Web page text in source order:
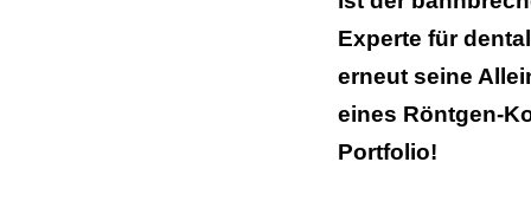
Experte für
erneut seine
eines Röntgen-
Portfolio!